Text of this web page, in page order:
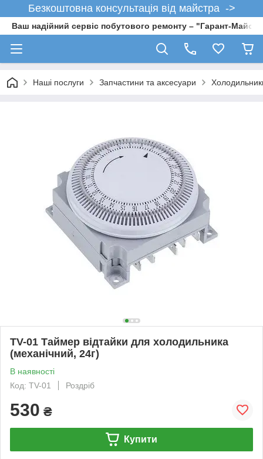
Безкоштовна консультація від майстра ->
Ваш надійний сервіс побутового ремонту – "Гарант-
Наші послуги Запчастини та аксесуари
TV-01 Таймер відтайки для холодильника
(механічний, 24г)
В наявності
Код: TV-01
Роздріб
530 ₴
Купити